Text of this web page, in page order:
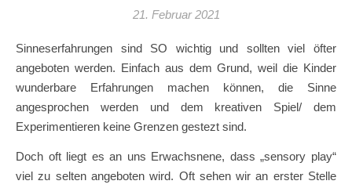
21. Februar 2021
Sinneserfahrungen sind SO wichtig und sollten viel öfter
angeboten werden. Einfach aus dem Grund, weil die Kinder
wunderbare Erfahrungen machen können, die Sinne
angesprochen werden und dem kreativen Spiel/ dem
Experimentieren keine Grenzen gestezt sind.
Doch oft liegt es an uns Erwachsnene, dass „sensory play“
viel zu selten angeboten wird. Oft sehen wir an erster Stelle